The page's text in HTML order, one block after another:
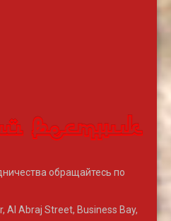
обращайтесь по
Al Abraj Street, Business Bay,